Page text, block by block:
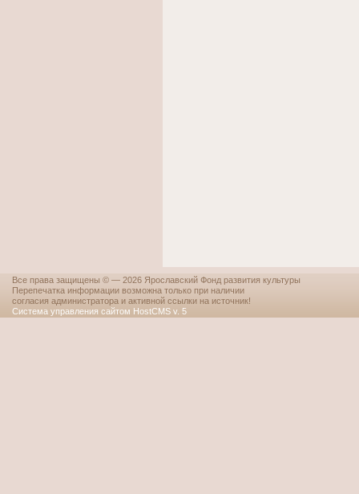
Все права защищены © — 2026 Ярославский Фонд развития культуры
Перепечатка информации возможна только при наличии
согласия администратора и активной ссылки на источник!
Система управления сайтом HostCMS v. 5